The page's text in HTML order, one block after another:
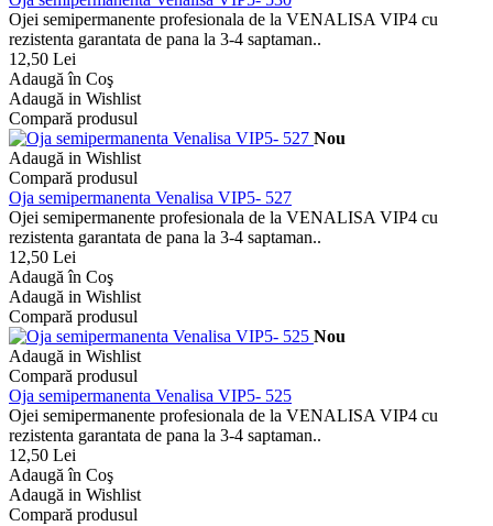
Ojei semipermanente profesionala de la VENALISA VIP4 cu
rezistenta garantata de pana la 3-4 saptaman..
12,50 Lei
Adaugă în Coş
Adaugă in Wishlist
Compară produsul
Nou
Adaugă in Wishlist
Compară produsul
Oja semipermanenta Venalisa VIP5- 527
Ojei semipermanente profesionala de la VENALISA VIP4 cu
rezistenta garantata de pana la 3-4 saptaman..
12,50 Lei
Adaugă în Coş
Adaugă in Wishlist
Compară produsul
Nou
Adaugă in Wishlist
Compară produsul
Oja semipermanenta Venalisa VIP5- 525
Ojei semipermanente profesionala de la VENALISA VIP4 cu
rezistenta garantata de pana la 3-4 saptaman..
12,50 Lei
Adaugă în Coş
Adaugă in Wishlist
Compară produsul